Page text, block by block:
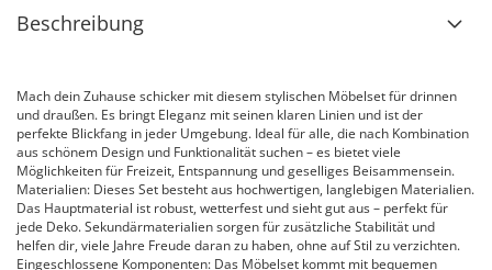
Beschreibung
Mach dein Zuhause schicker mit diesem stylischen Möbelset für drinnen
und draußen. Es bringt Eleganz mit seinen klaren Linien und ist der
perfekte Blickfang in jeder Umgebung. Ideal für alle, die nach Kombination
aus schönem Design und Funktionalität suchen – es bietet viele
Möglichkeiten für Freizeit, Entspannung und geselliges Beisammensein.
Materialien: Dieses Set besteht aus hochwertigen, langlebigen Materialien.
Das Hauptmaterial ist robust, wetterfest und sieht gut aus – perfekt für
jede Deko. Sekundärmaterialien sorgen für zusätzliche Stabilität und
helfen dir, viele Jahre Freude daran zu haben, ohne auf Stil zu verzichten.
Eingeschlossene Komponenten: Das Möbelset kommt mit bequemen